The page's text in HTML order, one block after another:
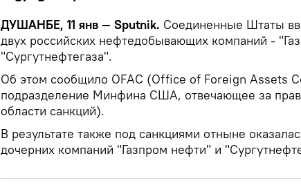
ДУШАНБЕ, 11 янв — Sputnik. Соединенные Штаты
двух российских нефтедобывающих компаний -
"Сургутнефтегаза".
Об этом сообщило OFAC (Office of Foreign Assets
подразделение Минфина США, отвечающее за
области санкций).
В результате также под санкциями отныне
дочерних компаний "Газпром нефти" и